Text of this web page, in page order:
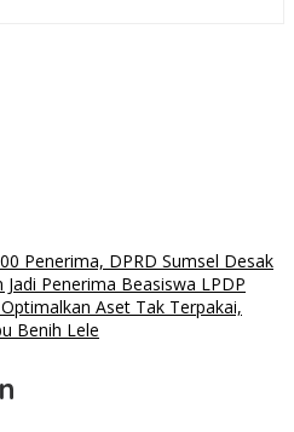
Penerima, DPRD Sumsel Desak
Penerima Beasiswa LPDP
Aset Tak Terpakai,
Benih Lele